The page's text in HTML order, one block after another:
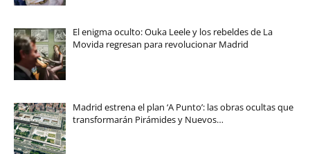
El enigma oculto: Ouka Leele y los rebeldes de La
Movida regresan para revolucionar Madrid
Madrid estrena el plan ‘A Punto’: las obras ocultas que
transformarán Pirámides y Nuevos…